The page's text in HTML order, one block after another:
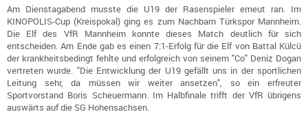
Am Dienstagabend musste die U19 der Rasenspieler erneut ran. Im
KINOPOLIS-Cup (Kreispokal) ging es zum Nachbarn Türkspor Mannheim.
Die Elf des VfR Mannheim konnte dieses Match deutlich für sich
entscheiden. Am Ende gab es einen 7:1-Erfolg für die Elf von Battal Külcü
der krankheitsbedingt fehlte und erfolgreich von seinem "Co" Deniz Dogan
vertreten wurde. "Die Entwicklung der U19 gefällt uns in der sportlichen
Leitung sehr, da müssen wir weiter ansetzen", so ein erfreuter
Sportvorstand Boris Scheuermann. Im Halbfinale trifft der VfR übrigens
auswärts auf die SG Hohensachsen.